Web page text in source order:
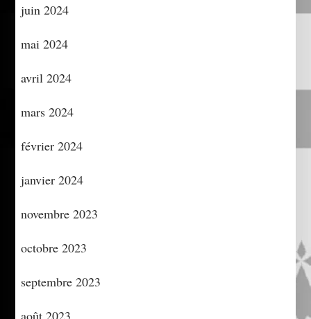
juin 2024
mai 2024
avril 2024
mars 2024
février 2024
janvier 2024
novembre 2023
octobre 2023
septembre 2023
août 2023